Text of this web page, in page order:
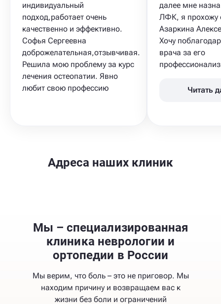
индивидуальный
подход,работает очень
качественно и эффективно.
Софья Сергеевна
доброжелательная,отзывчивая.
Решила мою проблему за курс
лечения остеопатии. Явно
любит свою профессию
далее мне
ЛФК​, я прохожу
Азаркина
Хочу
врача за его
Читать
Адреса наших клиник
Мы – специализированная
клиника неврологии и
ортопедии в России
Мы верим, что боль – это не приговор. Мы
находим причину и возвращаем вас к
жизни без боли и ограничений